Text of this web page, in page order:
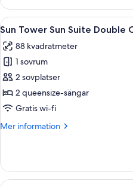
Tower
Ocean
Suite
Queen
Öppna
alla
foton
för
Sun
Tower
Sun
Double
5
Sun Tower Sun Suite Double
88 kvadratmeter
1 sovrum
2 sovplatser
2 queensize-sängar
Gratis wi-fi
Mer information
Mer
Tower
Sun